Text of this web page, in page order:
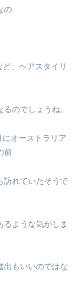
の
、ヘアスタイリ
のでしょうね。
オーストラリア
前
訪れていたそうで
ような気がしま
出もいいのではな